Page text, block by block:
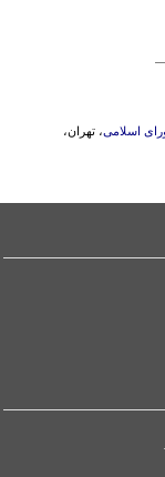
اسلامی، تهران،